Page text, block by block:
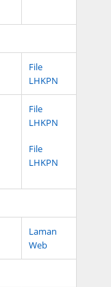
File
LHKPN
File
LHKPN
File
LHKPN
Laman
Web